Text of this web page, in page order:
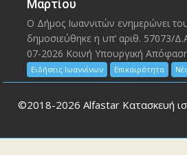
Μαρτίου
Ο Δήμος Ιωαννιτών ενημερώνει
δημοσιεύθηκε η υπ’ αριθ. 57073/
07-2026 Κοινή Υπουργική
Ειδήσεις Ιωαννίνων Επικαιρότητα
©2018-2026 Alfastar Κατασκευή